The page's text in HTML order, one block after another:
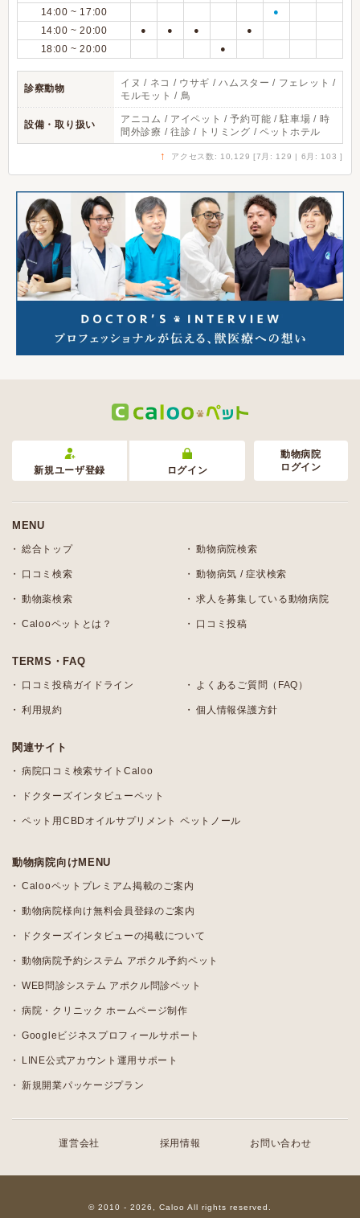
14:00 ~ 17:00 ●
14:00 ~ 20:00 ● ● ● ●
18:00 ~ 20:00 ●
診察動物
イヌ / ネコ / ウサギ / ハムスター / フェレット /
モルモット / 鳥
設備・取り扱い
アニコム / アイペット / 予約可能 / 駐車場 / 時
間外診療 / 往診 / トリミング / ペットホテル
↑ アクセス数: 10,129 [7月: 129 | 6月: 103 ]
新規ユーザ登録 ログイン
動物病院
ログイン
MENU
総合トップ 動物病院検索
口コミ検索 動物病気 / 症状検索
動物薬検索 求人を募集している動物病院
Calooペットとは？ 口コミ投稿
TERMS・FAQ
口コミ投稿ガイドライン よくあるご質問（FAQ）
利用規約 個人情報保護方針
関連サイト
病院口コミ検索サイトCaloo
ドクターズインタビューペット
ペット用CBDオイルサプリメント ペットノール
動物病院向けMENU
Calooペットプレミアム掲載のご案内
動物病院様向け無料会員登録のご案内
ドクターズインタビューの掲載について
動物病院予約システム アポクル予約ペット
WEB問診システム アポクル問診ペット
病院・クリニック ホームページ制作
Googleビジネスプロフィールサポート
LINE公式アカウント運用サポート
新規開業パッケージプラン
運営会社 採用情報 お問い合わせ
© 2010 - 2026, Caloo All rights reserved.